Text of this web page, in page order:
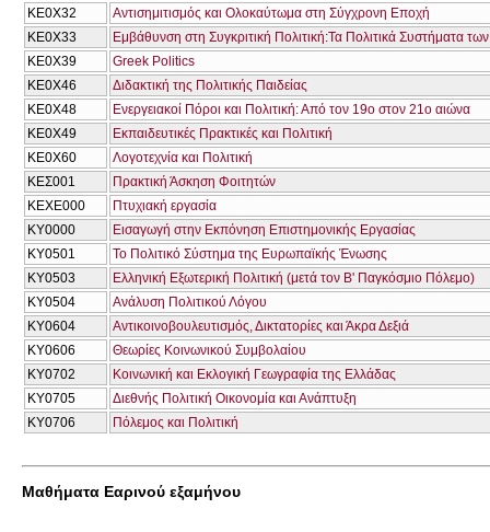
ΚΕ0Χ32
Αντισημιτισμός και Ολοκαύτωμα στη Σύγχρονη Εποχή
ΚΕ0Χ33
Εμβάθυνση στη Συγκριτική Πολιτική:Τα Πολιτικά Συστήματα
ΚΕ0Χ39
Greek Politics
ΚΕ0Χ46
Διδακτική της Πολιτικής Παιδείας
ΚΕ0Χ48
Ενεργειακοί Πόροι και Πολιτική: Από τον 19ο στον 21ο αιώνα
ΚΕ0Χ49
Εκπαιδευτικές Πρακτικές και Πολιτική
ΚΕ0Χ60
Λογοτεχνία και Πολιτική
ΚΕΣ001
Πρακτική Άσκηση Φοιτητών
ΚΕΧΕ000
Πτυχιακή εργασία
ΚΥ0000
Εισαγωγή στην Εκπόνηση Επιστημονικής Εργασίας
ΚΥ0501
Το Πολιτικό Σύστημα της Ευρωπαϊκής Ένωσης
ΚΥ0503
Ελληνική Εξωτερική Πολιτική (μετά τον Β' Παγκόσμιο Πόλεμο)
ΚΥ0504
Ανάλυση Πολιτικού Λόγου
ΚΥ0604
Αντικοινοβουλευτισμός, Δικτατορίες και Άκρα Δεξιά
ΚΥ0606
Θεωρίες Κοινωνικού Συμβολαίου
ΚΥ0702
Κοινωνική και Εκλογική Γεωγραφία της Ελλάδας
ΚΥ0705
Διεθνής Πολιτική Οικονομία και Ανάπτυξη
ΚΥ0706
Πόλεμος και Πολιτική
Μαθήματα Εαρινού εξαμήνου